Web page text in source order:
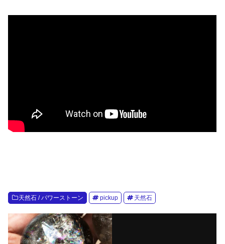
天然石 / パワーストーン pickup 天然石